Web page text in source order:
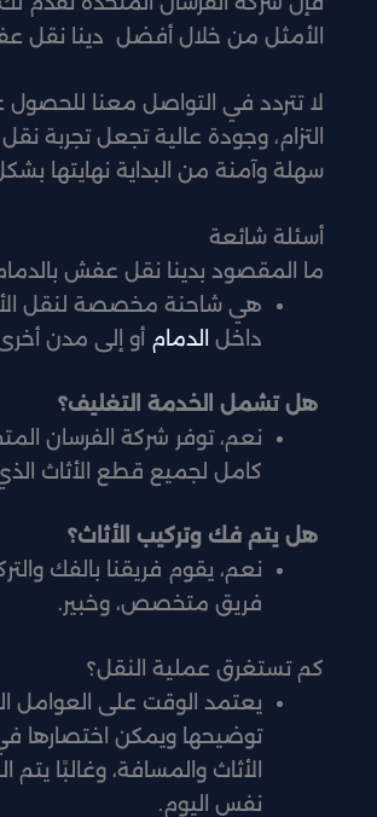
الأمثل من خلال أفضل دينا نقل
لا تتردد في التواصل معنا للحصول
التزام، وجودة عالية تجعل تجربة
سهلة وآمنة من البداية نهايتها
أسئلة شائعة
ما المقصود بدينا نقل عفش
هي شاحنة مخصصة لنقل
داخل الدمام أو إلى مدن
هل تشمل الخدمة التغليف؟
نعم، توفر شركة الفرسان
كامل لجميع قطع الأثاث الذي
هل يتم فك وتركيب الأثاث؟
نعم، يقوم فريقنا بالفك
فريق متخصص، وخبير.
كم تستغرق عملية النقل؟
يعتمد الوقت على العوامل
توضيحها ويمكن اختصارها
الأثاث والمسافة، وغالبًا يتم
نفس اليوم.